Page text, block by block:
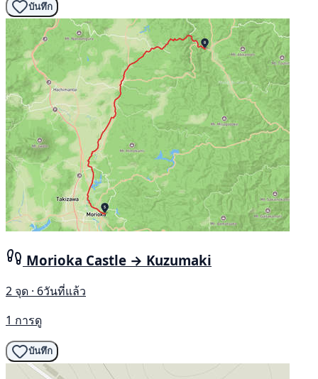
บันทึก
Morioka Castle → Kuzumaki
2 จุด · 6วันที่แล้ว
1 การดู
บันทึก